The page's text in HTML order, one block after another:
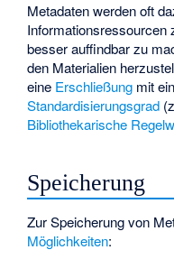
Metadaten werden oft
Informationsressourcen
besser auffindbar zu
den Materialien
eine Erschließung mit
Standardisierungsgrad
Bibliothekarische
Speicherung
Zur Speicherung von
Möglichkeiten: